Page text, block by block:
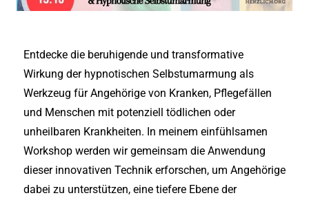
Entdecke die beruhigende und transformative
Wirkung der hypnotischen Selbstumarmung als
Werkzeug für Angehörige von Kranken, Pflegefällen
und Menschen mit potenziell tödlichen oder
unheilbaren Krankheiten. In meinem einfühlsamen
Workshop werden wir gemeinsam die Anwendung
dieser innovativen Technik erforschen, um Angehörige
dabei zu unterstützen, eine tiefere Ebene der